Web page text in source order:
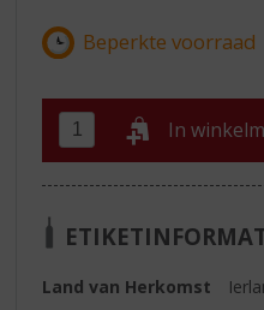
In
Land van Herkomst